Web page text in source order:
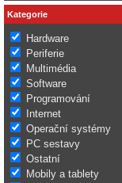
Kategorie
Hardware
Periferie
Multimédia
Software
Programování
Internet
Operační systémy
PC sestavy
Ostatní
Mobily a tablety